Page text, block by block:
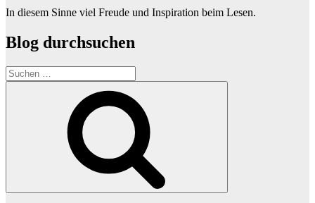
In diesem Sinne viel Freude und Inspiration beim Lesen.
Blog durchsuchen
Suchen
nach: